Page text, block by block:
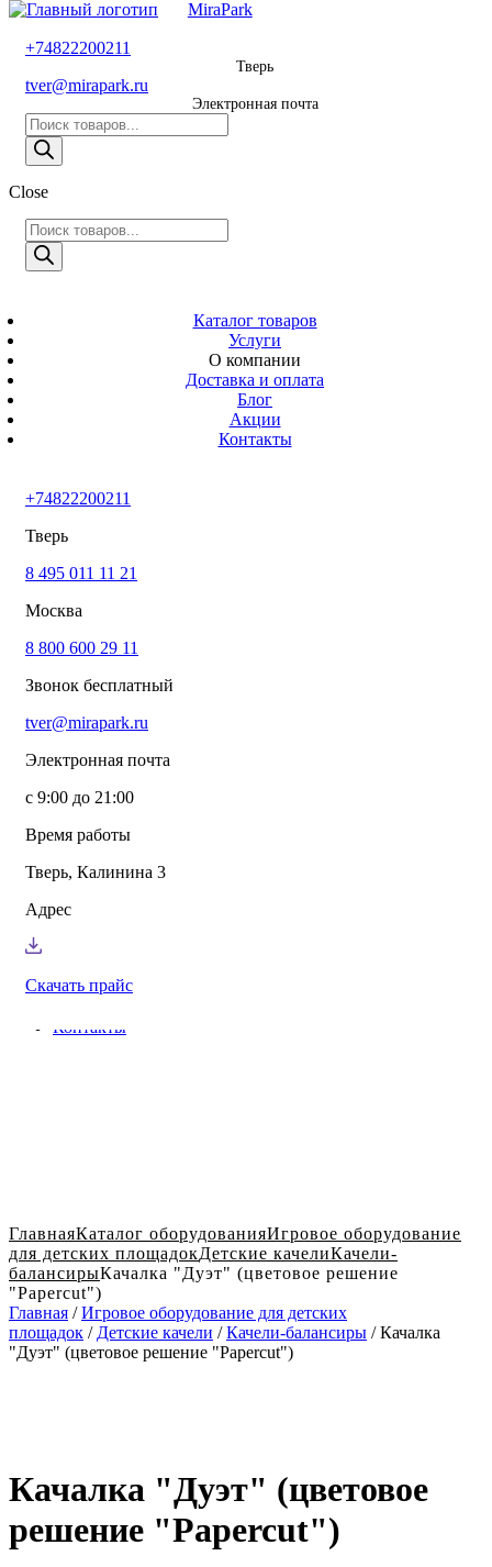
MiraPark
бесплатный
+74822200211
Электронная
Время работы
Тверь,
Калинина 3
+74822200211 info@mirapark.ru
Каталог товаров
Игровое оборудование для детских площадок
Оборудование для площадок для выгула собак
Спортивное оборудование для улицы
Малые архитектурные формы под заказ
Услуги
Озеленение благоустройство
Монтаж детских площадок
Резиновые покрытия для площадок
Установка МАФ
Доставка и оплата в Твери
Контакты
MiraPark
+74822200211
Тверь
tver@mirapark.ru
Электронная почта
Поиск
товаров
Close
Поиск
товаров
Каталог товаров
Услуги
О компании
Доставка и оплата
Блог
Акции
Контакты
+74822200211
Тверь
8 495 011 11 21
Москва
8 800 600 29 11
Звонок бесплатный
tver@mirapark.ru
Электронная почта
с 9:00 до 21:00
Время работы
Тверь, Калинина 3
Адрес
Скачать прайс
ГлавнаяКаталог оборудованияИгровое оборудование
для детских площадокДетские качелиКачели-
балансирыКачалка "Дуэт" (цветовое решение
"Papercut")
Главная /Игровое оборудование для детских
площадок / Детские качели /Качели-балансиры / Качалка
"Дуэт" (цветовое решение "Papercut")
Качалка "Дуэт" (цветовое
решение "Papercut")